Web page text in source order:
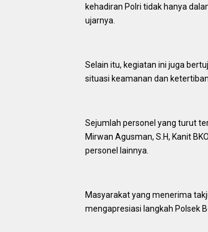
kehadiran Polri tidak hanya
ujarnya.
Selain itu, kegiatan ini juga
situasi keamanan dan
Sejumlah personel yang turut
Mirwan Agusman, S.H, Kanit
personel lainnya.
Masyarakat yang menerima
mengapresiasi langkah Polsek